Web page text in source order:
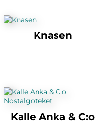
Knasen
Kalle Anka & C:o